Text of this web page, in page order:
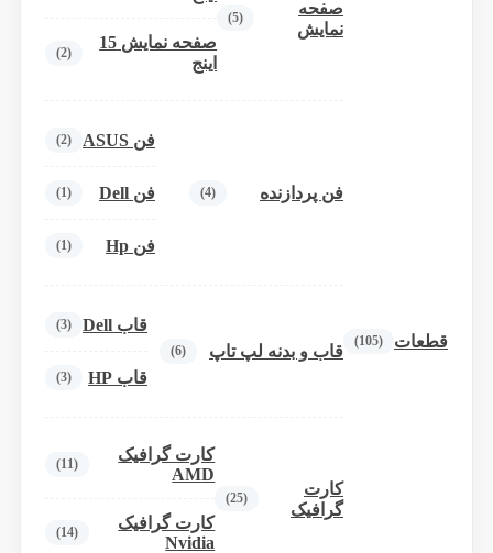
قطعات (105)
صفحه
نمایش
(5)
صفحه نمایش 15
اینج
(2)
فن پردازنده (4)
فن ASUS (2)
فن Dell (1)
فن Hp (1)
قاب و بدنه لپ تاپ (6)
قاب Dell (3)
قاب HP (3)
کارت
گرافیک
(25)
کارت گرافیک
AMD
(11)
کارت گرافیک
Nvidia
(14)